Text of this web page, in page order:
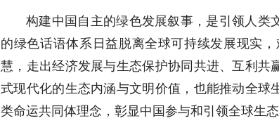
构建中国自主的绿色发展叙事，是引领人类
的绿色话语体系日益脱离全球可持续发展现实
慧，走出经济发展与生态保护协同共进、互利共
式现代化的生态内涵与文明价值，也能推动全球
类命运共同体理念，彰显中国参与和引领全球生